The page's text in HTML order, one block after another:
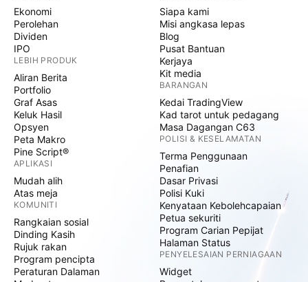
Ekonomi
Perolehan
Dividen
IPO
LEBIH PRODUK
Aliran Berita
Portfolio
Graf Asas
Keluk Hasil
Opsyen
Peta Makro
Pine Script®
APLIKASI
Mudah alih
Atas meja
KOMUNITI
Rangkaian sosial
Dinding Kasih
Rujuk rakan
Program pencipta
Peraturan Dalaman
Siapa kami
Misi angkasa lepas
Blog
Pusat Bantuan
Kerjaya
Kit media
BARANGAN
Kedai TradingView
Kad tarot untuk pedagang
Masa Dagangan C63
POLISI & KESELAMATAN
Terma Penggunaan
Penafian
Dasar Privasi
Polisi Kuki
Kenyataan Kebolehcapaian
Petua sekuriti
Program Carian Pepijat
Halaman Status
PENYELESAIAN PERNIAGAAN
Widget